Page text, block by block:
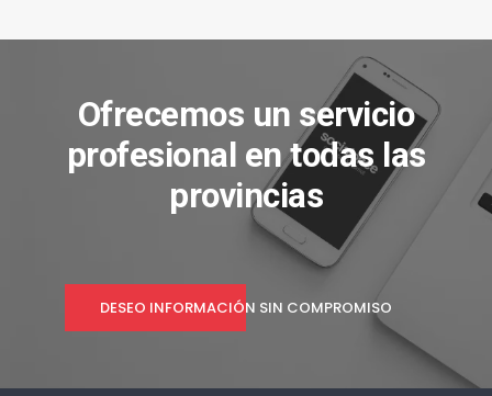
Ofrecemos un servicio
profesional en todas las
provincias
DESEO INFORMACIÓN SIN COMPROMISO